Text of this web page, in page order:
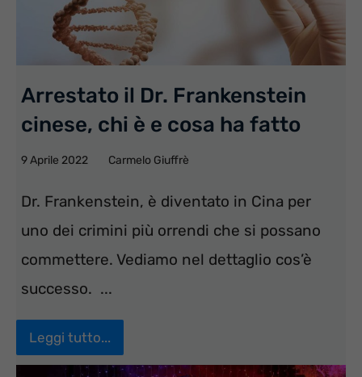
Arrestato il Dr. Frankenstein
cinese, chi è e cosa ha fatto
9 Aprile 2022 Carmelo Giuffrè
Dr. Frankenstein, è diventato in Cina per
uno dei crimini più orrendi che si possano
commettere. Vediamo nel dettaglio cos’è
successo. ...
Leggi tutto...